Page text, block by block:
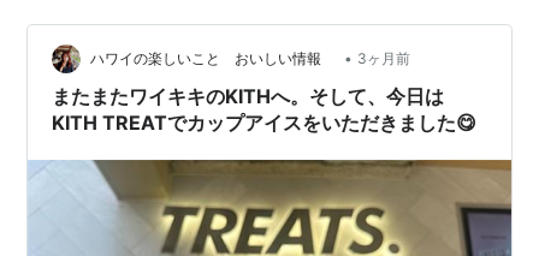
ハワイの楽しいこと おいしい情報 • 3ヶ月前
またまたワイキキのKITHへ。そして、今日は
KITH TREATでカップアイスをいただきました😋